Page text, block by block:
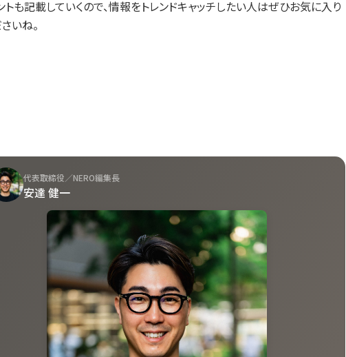
も記載していくので、情報をトレンドキャッチしたい人はぜひお気に入り
いね。
代表取締役／NERO編集長
安達 健一